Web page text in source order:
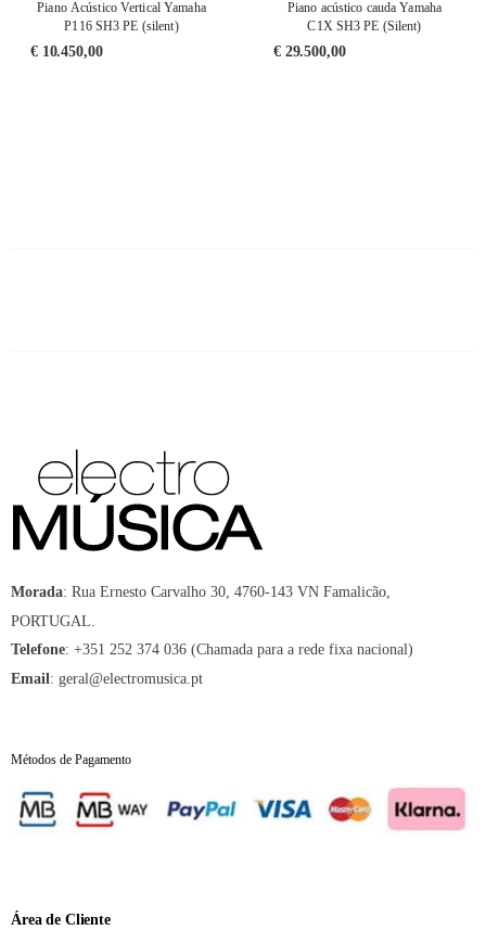
Piano Acústico Vertical Yamaha
P116 SH3 PE (silent)
€10.450,00
Piano acústico cauda Yamaha
C1X SH3 PE (Silent)
€29.500,00
Morada: Rua Ernesto Carvalho 30, 4760-143 VN Famalicão,
PORTUGAL.
Telefone: +351 252 374 036 (Chamada para a rede fixa nacional)
Email : geral@electromusica.pt
Métodos de Pagamento
Área de Cliente